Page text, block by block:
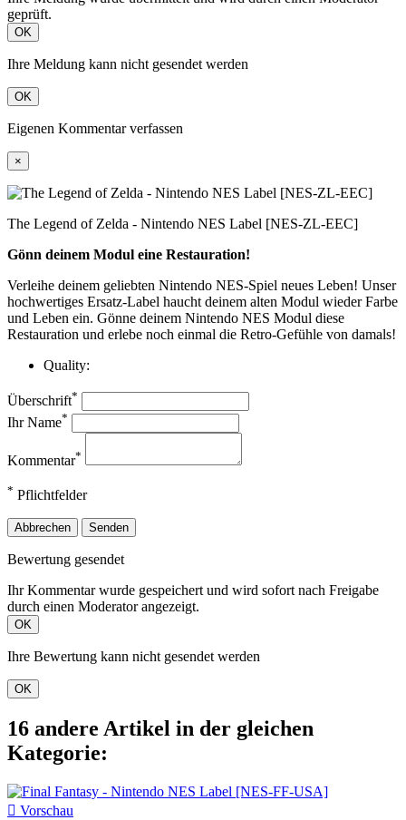
geprüft.
OK
Ihre Meldung kann nicht gesendet werden
OK
Eigenen Kommentar verfassen
×
The Legend of Zelda - Nintendo NES Label [NES-ZL-EEC]
Gönn deinem Modul eine Restauration!
Verleihe deinem geliebten Nintendo NES-Spiel neues Leben! Unser
hochwertiges Ersatz-Label haucht deinem alten Modul wieder Farbe
und Leben ein. Gönne deinem Nintendo NES Modul diese
Restauration und erlebe noch einmal die Retro-Gefühle von damals!
Quality:
Überschrift*
Ihr Name*
Kommentar*
* Pflichtfelder
Abbrechen Senden
Bewertung gesendet
Ihr Kommentar wurde gespeichert und wird sofort nach Freigabe
durch einen Moderator angezeigt.
OK
Ihre Bewertung kann nicht gesendet werden
OK
16 andere Artikel in der gleichen
Kategorie:
 Vorschau